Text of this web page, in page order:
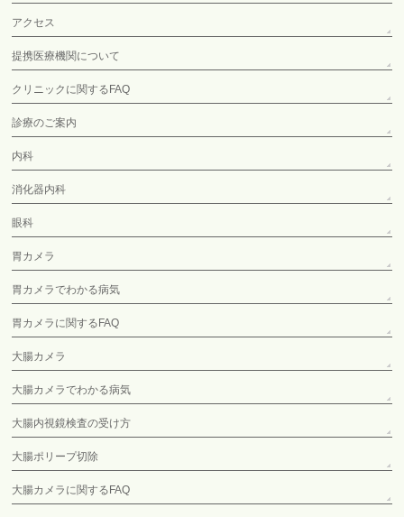
アクセス
提携医療機関について
クリニックに関するFAQ
診療のご案内
内科
消化器内科
眼科
胃カメラ
胃カメラでわかる病気
胃カメラに関するFAQ
大腸カメラ
大腸カメラでわかる病気
大腸内視鏡検査の受け方
大腸ポリープ切除
大腸カメラに関するFAQ